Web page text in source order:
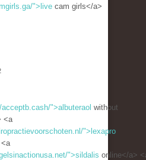
">live cam girls</a>
">albuteraol without
<a
">lexapro
">sildalis online</a>